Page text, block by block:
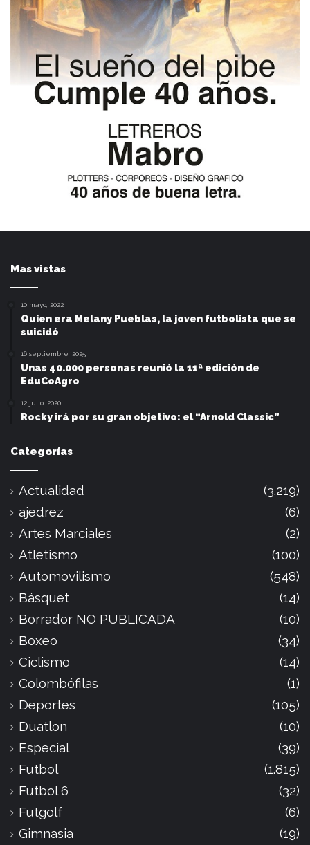
Mas vistas
10 mayo, 2022
Quien era Melany Pueblas, la joven futbolista que se
suicidó
16 septiembre, 2025
Unas 40.000 personas reunió la 11ª edición de
EduCoAgro
12 julio, 2020
Rocky irá por su gran objetivo: el “Arnold Classic”
Categorías
Actualidad
(3.219)
ajedrez
(6)
Artes Marciales
(2)
Atletismo
(100)
Automovilismo
(548)
Básquet
(14)
Borrador NO PUBLICADA
(10)
Boxeo
(34)
Ciclismo
(14)
Colombófilas
(1)
Deportes
(105)
Duatlon
(10)
Especial
(39)
Futbol
(1.815)
Futbol 6
(32)
Futgolf
(6)
Gimnasia
(19)